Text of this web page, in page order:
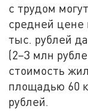
с трудом
средней цене
тыс. рублей
(2–3 млн
стоимость
площадью 60
рублей.